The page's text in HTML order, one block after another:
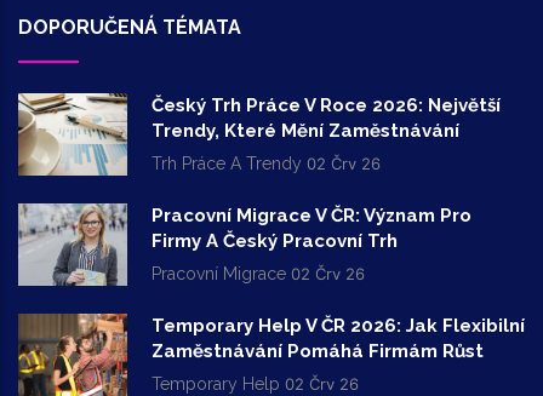
DOPORUČENÁ TÉMATA
Český Trh Práce V Roce 2026: Největší
Trendy, Které Mění Zaměstnávání
Trh Práce A Trendy 02 Črv 26
Pracovní Migrace V ČR: Význam Pro
Firmy A Český Pracovní Trh
Pracovní Migrace 02 Črv 26
Temporary Help V ČR 2026: Jak Flexibilní
Zaměstnávání Pomáhá Firmám Růst
Temporary Help 02 Črv 26